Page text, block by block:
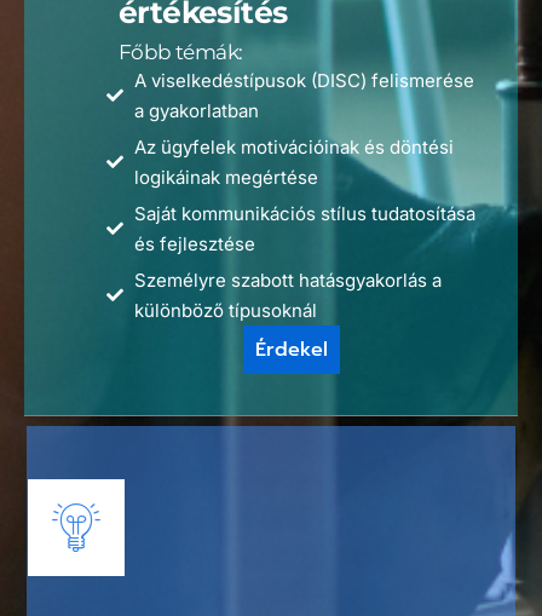
értékesítés
Főbb témák:
A viselkedéstípusok (DISC) felismerése
a gyakorlatban
Az ügyfelek motivációinak és döntési
logikáinak megértése
Saját kommunikációs stílus tudatosítása
és fejlesztése
Személyre szabott hatásgyakorlás a
különböző típusoknál
Érdekel